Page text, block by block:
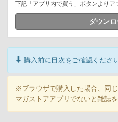
下記「アプリ内で買う」ボタンよりア
ダウンロ
購入前に目次をご確認くださ
※ブラウザで購入した場合、同
マガストアアプリでないと雑誌